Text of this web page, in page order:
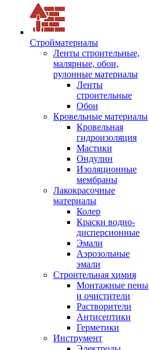
Стройматериалы
Ленты строительные,
малярные, обои,
рулонные материалы
Ленты
строительные
Обои
Кровельные материалы
Кровельная
гидроизоляция
Мастики
Ондулин
Изоляционные
мембраны
Лакокрасочные
материалы
Колер
Краски водно-
дисперсионные
Эмали
Аэрозольные
эмали
Строительная химия
Монтажные пены
и очистители
Растворители
Антисептики
Герметики
Инструмент